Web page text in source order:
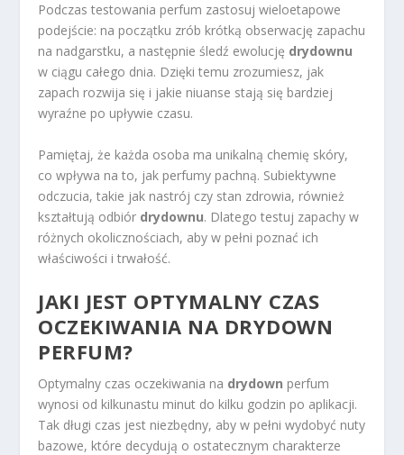
Podczas testowania perfum zastosuj wieloetapowe
podejście: na początku zrób krótką obserwację zapachu
na nadgarstku, a następnie śledź ewolucję drydownu
w ciągu całego dnia. Dzięki temu zrozumiesz, jak
zapach rozwija się i jakie niuanse stają się bardziej
wyraźne po upływie czasu.
Pamiętaj, że każda osoba ma unikalną chemię skóry,
co wpływa na to, jak perfumy pachną. Subiektywne
odczucia, takie jak nastrój czy stan zdrowia, również
kształtują odbiór drydownu. Dlatego testuj zapachy w
różnych okolicznościach, aby w pełni poznać ich
właściwości i trwałość.
JAKI JEST OPTYMALNY CZAS
OCZEKIWANIA NA DRYDOWN
PERFUM?
Optymalny czas oczekiwania na drydown perfum
wynosi od kilkunastu minut do kilku godzin po aplikacji.
Tak długi czas jest niezbędny, aby w pełni wydobyć nuty
bazowe, które decydują o ostatecznym charakterze